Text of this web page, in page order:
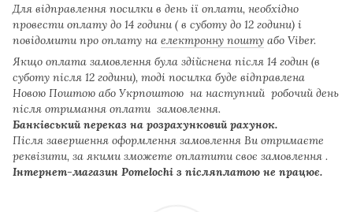
Для відправлення посилки в день ії оплати, необхідно
провести оплату до 14 години ( в суботу до 12 години) і
повідомити про оплату на електронну пошту або Viber.
Якщо оплата замовлення була здійснена після 14 годин (в
суботу після 12 години), тоді посилка буде відправлена
Новою Поштою або Укрпоштою на наступний робочий день
після отримання оплати замовлення.
Банківський переказ на розрахунковий рахунок.
Після завершення оформлення замовлення Ви отримаєте
реквізити, за якими зможете оплатити своє замовлення .
Інтернет-магазин Pomelochi з післяплатою не працює.